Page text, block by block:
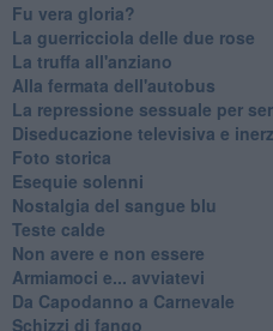
Fu vera gloria?
La guerricciola delle due rose
La truffa all'anziano
Alla fermata dell'autobus
La repressione sessuale per
Diseducazione televisiva e
Foto storica
Esequie solenni
Nostalgia del sangue blu
Teste calde
Non avere e non essere
Armiamoci e... avviatevi
Da Capodanno a Carnevale
Schizzi di fango